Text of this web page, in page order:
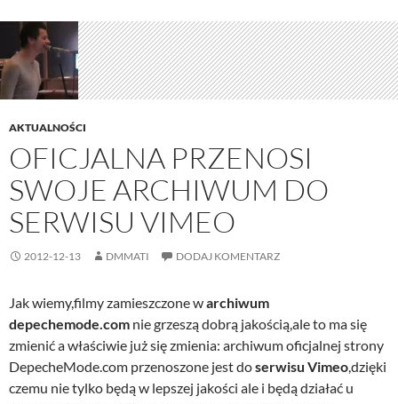
AKTUALNOŚCI
OFICJALNA PRZENOSI
SWOJE ARCHIWUM DO
SERWISU VIMEO
2012-12-13 DMMATI DODAJ KOMENTARZ
Jak wiemy,filmy zamieszczone warchiwum
depechemode.com nie grzeszą dobrą jakością,ale to ma się
zmienić a właściwie już się zmienia: archiwum oficjalnej strony
DepecheMode.com przenoszone jest doserwisu Vimeo,dzięki
czemu nie tylko będą w lepszej jakości ale i będą działać u